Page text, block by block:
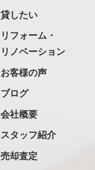
貸したい
リフォーム・
リノベーション
お客様の声
ブログ
会社概要
スタッフ紹介
売却査定